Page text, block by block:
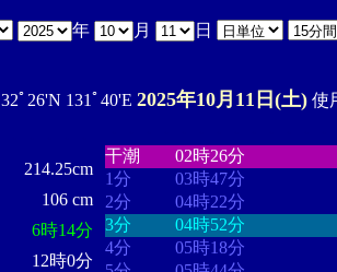
年 月 日
32ﾟ26'N 131ﾟ40'E 2025年10月11日(土) 使
214.25cm
106 cm
6時14分
12時0分
干潮
02時26分
1分
03時47分
2分
04時22分
3分
04時52分
4分
05時18分